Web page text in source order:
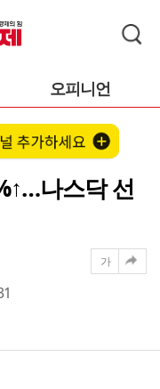
오피니언
나스닥 선
가